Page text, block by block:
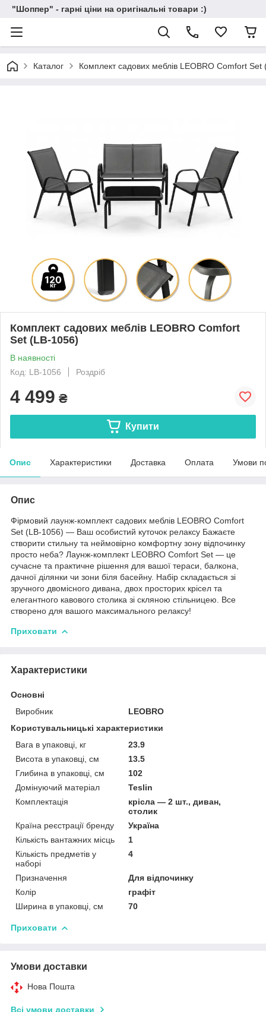
"Шоппер" - гарні ціни на оригінальні товари :)
Каталог Комплект садових меблів LEOBRO Comfort Set
Комплект садових меблів LEOBRO Comfort
Set (LB-1056)
В наявності
Код: LB-1056
Роздріб
4 499 ₴
Купити
Опис Характеристики Доставка Оплата Умови
Опис
Фірмовий лаунж-комплект садових меблів LEOBRO Comfort
Set (LB-1056) — Ваш особистий куточок релаксу Бажаєте
створити стильну та неймовірно комфортну зону відпочинку
просто неба? Лаунж-комплект LEOBRO Comfort Set — це
сучасне та практичне рішення для вашої тераси, балкона,
дачної ділянки чи зони біля басейну. Набір складається зі
зручного двомісного дивана, двох просторих крісел та
елегантного кавового столика зі скляною стільницею. Все
створено для вашого максимального релаксу!
Приховати
Характеристики
Основні
Виробник
LEOBRO
Користувальницькі характеристики
Вага в упаковці, кг
23.9
Висота в упаковці, см
13.5
Глибина в упаковці, см
102
Домінуючий матеріал
Teslin
Комплектація
крісла — 2 шт., диван,
столик
Країна реєстрації бренду
Україна
Кількість вантажних місць
1
Кількість предметів у
наборі
4
Призначення
Для відпочинку
Колір
графіт
Ширина в упаковці, см
70
Приховати
Умови доставки
Нова Пошта
Всі умови доставки